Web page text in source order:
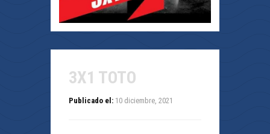
3X1 TOTO
Publicado el: 10 diciembre, 2021